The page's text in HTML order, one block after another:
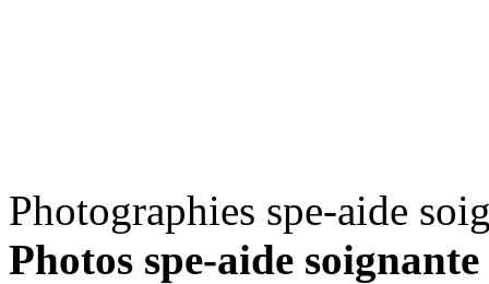
Photographies spe-aide
Photos spe-aide soignante